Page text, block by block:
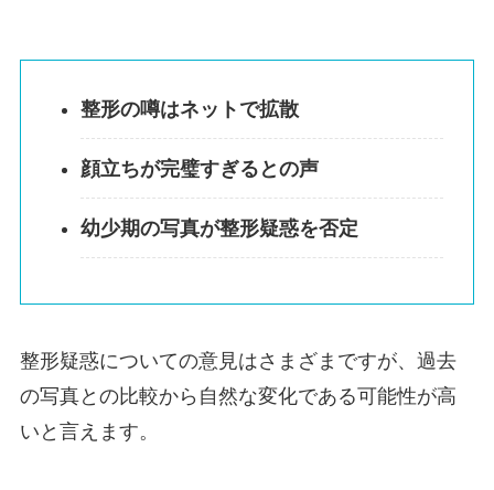
整形の噂はネットで拡散
顔立ちが完璧すぎるとの声
幼少期の写真が整形疑惑を否定
整形疑惑についての意見はさまざまですが、過去
の写真との比較から自然な変化である可能性が高
いと言えます。